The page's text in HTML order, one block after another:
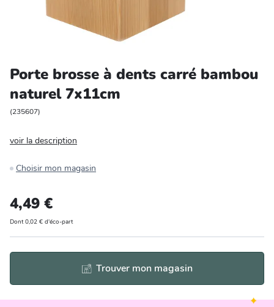
Entretien et rangement
Animalerie
Bricolage et auto
Jardin et plein air
Porte brosse à dents carré bambou
naturel 7x11cm
(235607)
voir la description
Choisir mon magasin
4,49 €
Dont 0,02 € d'éco-part
Trouver mon magasin